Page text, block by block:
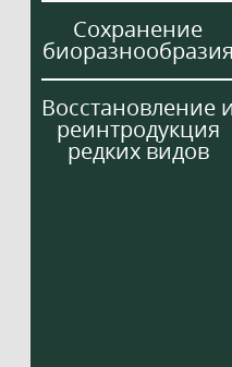
Сохранение
Восстановление
реинтродукция
редких видов